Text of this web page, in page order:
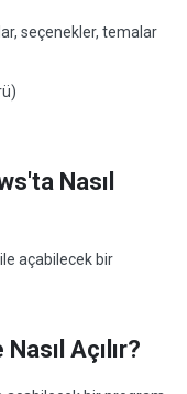
seçenekler, temalar
Nasıl
açabilecek bir
Açılır?